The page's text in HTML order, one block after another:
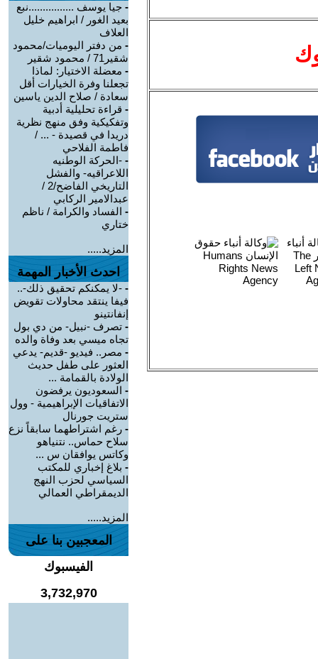
- جيا يوسف ................نبع
بعيد الغور / ابراهيم خليل
العلاف
- من دفتر اليوميات/محمود
شقير71 / محمود شقير
- معضلة الاختيار: لماذا
تجعلنا وفرة الخيارات أقل
سعادة / صلاح الدين ياسين
- قراءة تحليلية أدبية
وتفكيكية وفق منهج نظرية
دريدا في قصيدة - ... /
فاطمة الفلاحي
- -الحركة الوطنيه
اللاعراقيه- والفشل
التاريخي الفاضح/2 /
عبدالامير الركابي
- الفساد والكرامة / ناظم
ختاري
المزيد.....
احدث الأخبار المهمة
- -لا يمكنكم تحقيق ذلك-..
فيفا ينتقد محاولات تقويض
إنفانتينو
- تصرف -نبيل- من دي بول
تجاه ميسي بعد وفاة والده
- مصر.. فيديو -قديم- يدعي
العثور على طفل حديث
الولادة بالقمامة ...
- السعوديون يرفضون
الاتفاقيات الإبراهيمية - وول
ستريت جورنال
- رغم اشتراطهما سابقاً نزع
سلاح حماس.. نتنياهو
وكاتس يوافقان س ...
- بلاغ إخباري للمكتب
السياسي لحزب النهج
الديمقراطي العمالي
المزيد.....
المعجبين بنا على
الفيسبوك
3,732,970